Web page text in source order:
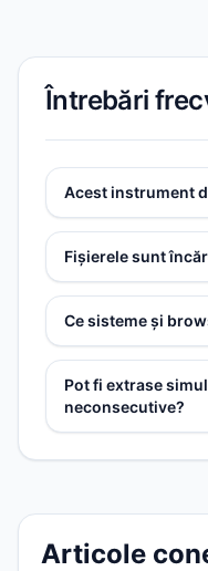
Întrebări
Acest instrument
Fișierele sunt
Ce sisteme și
Pot fi extrase
neconsecutive?
Articole